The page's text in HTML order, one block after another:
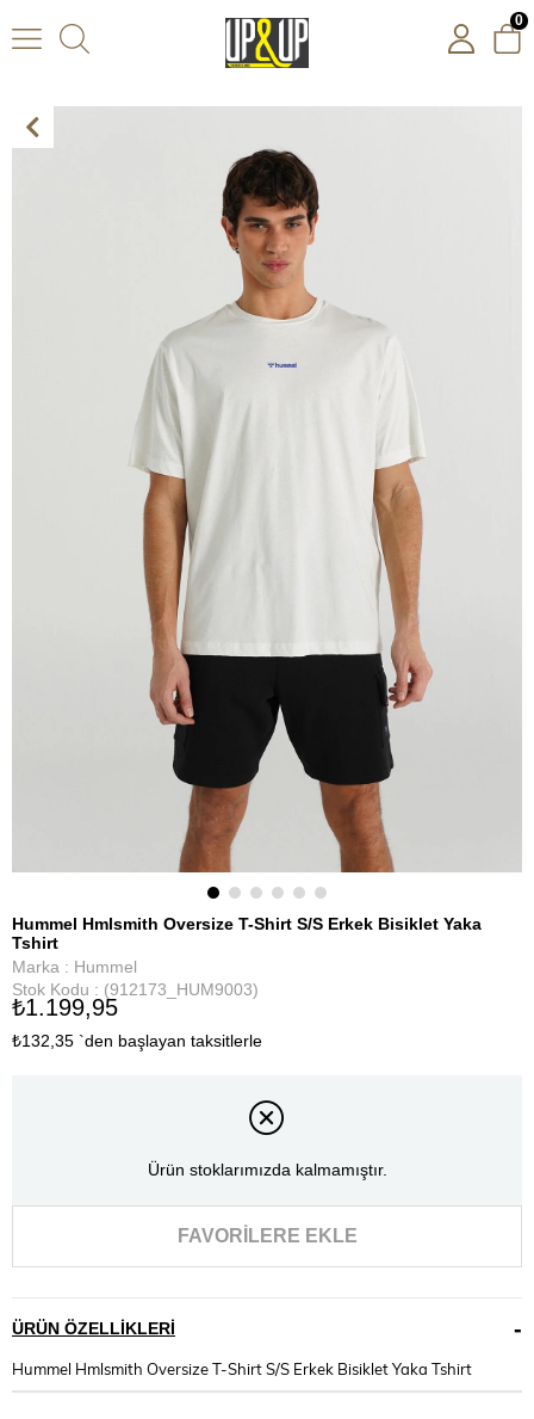
0
Hummel Hmlsmith Oversize T-Shirt S/S Erkek Bisiklet Yaka
Tshirt
Marka : Hummel
Stok Kodu
(912173_HUM9003)
₺1.199,95
₺132,35 `den başlayan taksitlerle
Ürün stoklarımızda kalmamıştır.
FAVORILERE EKLE
ÜRÜN ÖZELLIKLERI
Hummel Hmlsmith Oversize T-Shirt S/S Erkek Bisiklet Yaka Tshirt